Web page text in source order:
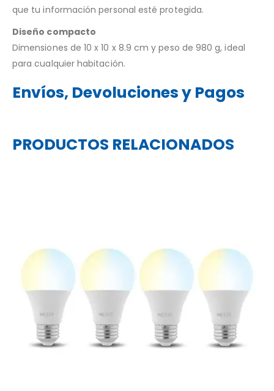
que tu información personal esté protegida.
Diseño compacto
Dimensiones de 10 x 10 x 8.9 cm y peso de 980 g, ideal
para cualquier habitación.
Envíos, Devoluciones y Pagos
PRODUCTOS RELACIONADOS